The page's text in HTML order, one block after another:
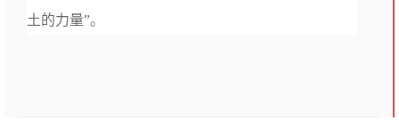
土的力量”。